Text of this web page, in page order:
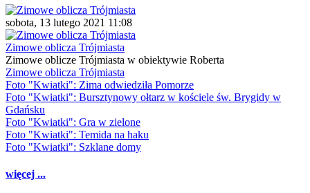
sobota, 13 lutego 2021 11:08
Zimowe oblicza Trójmiasta
Zimowe oblicze Trójmiasta w obiektywie Roberta
Zimowe oblicza Trójmiasta
Foto "Kwiatki": Zima odwiedziła Pomorze
Foto "Kwiatki": Bursztynowy ołtarz w kościele św. Brygidy w
Gdańsku
Foto "Kwiatki": Gra w zielone
Foto "Kwiatki": Temida na haku
Foto "Kwiatki": Szklane domy
więcej ...